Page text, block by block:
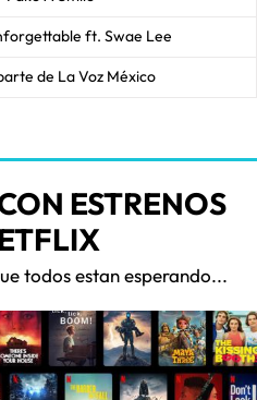
ft. Swae Lee
de La Voz México
ESTRENOS
todos estan esperando...